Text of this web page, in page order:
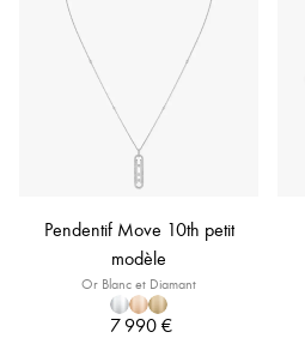
Pendentif Move 10th petit
modèle
Or Blanc et Diamant
7 990 €